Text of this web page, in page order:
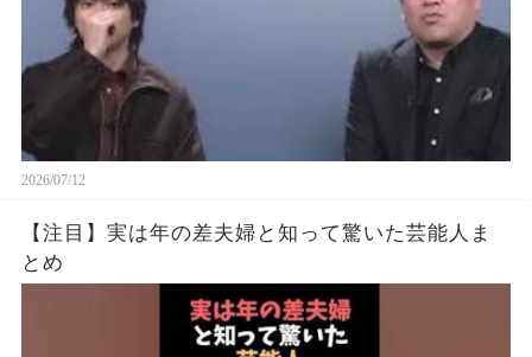
2026/07/12
【注目】実は年の差夫婦と知って驚いた芸能人ま
とめ